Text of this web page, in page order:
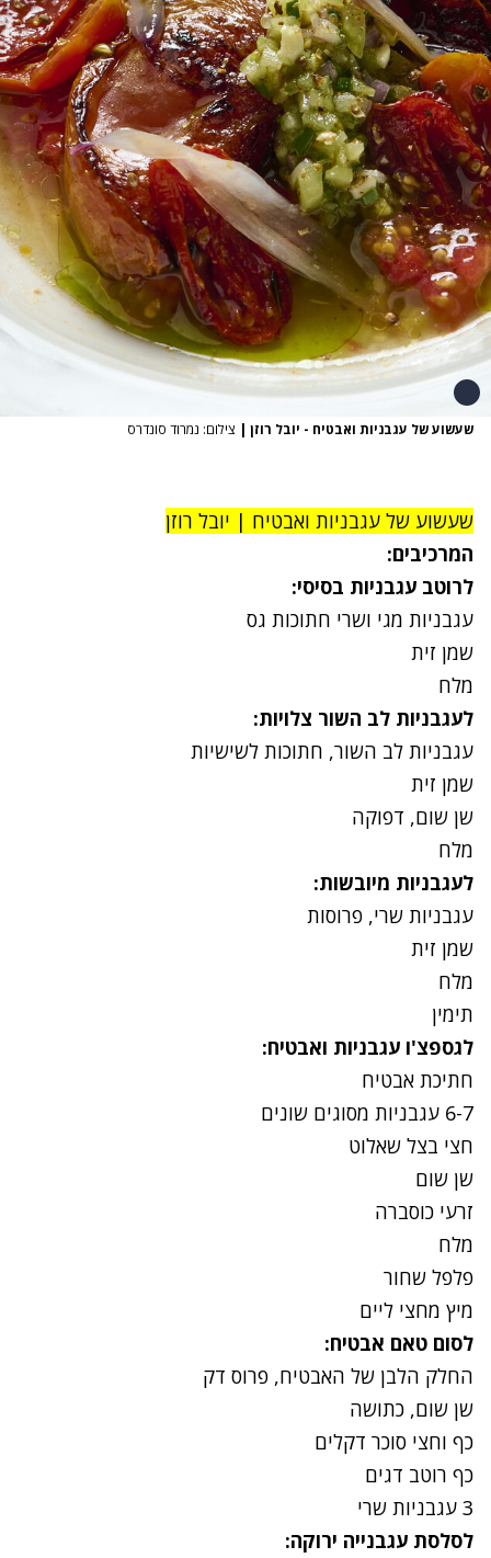
שעשוע של עגבניות ואבטיח - יובל רוזן | צילום: נמרוד סונדרס
שעשוע של עגבניות ואבטיח | יובל רוזן
המרכיבים:
לרוטב עגבניות בסיסי:
עגבניות מגי ושרי חתוכות גס
שמן זית
מלח
לעגבניות לב השור צלויות:
עגבניות לב השור, חתוכות לשישיות
שמן זית
שן שום, דפוקה
מלח
לעגבניות מיובשות:
עגבניות שרי, פרוסות
שמן זית
מלח
תימין
לגספצ'ו עגבניות ואבטיח:
חתיכת אבטיח
6-7 עגבניות מסוגים שונים
חצי בצל שאלוט
שן שום
זרעי כוסברה
מלח
פלפל שחור
מיץ מחצי ליים
לסום טאם אבטיח:
החלק הלבן של האבטיח, פרוס דק
שן שום, כתושה
כף וחצי סוכר דקלים
כף רוטב דגים
3 עגבניות שרי
לסלסת עגבנייה ירוקה: